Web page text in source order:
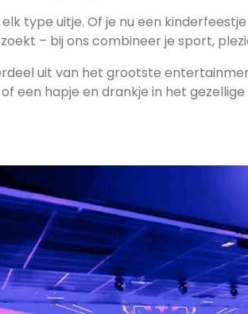
type uitje. Of je nu een
– bij ons combineer je sport,
uit van het grootste
een hapje en drankje in het